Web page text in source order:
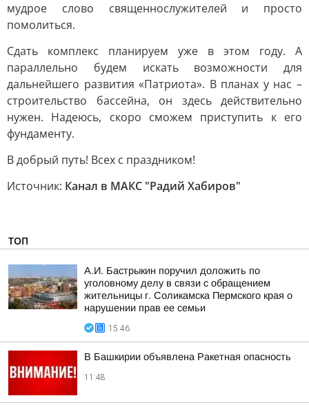
мудрое слово священнослужителей и просто
помолиться.
Сдать комплекс планируем уже в этом году. А
параллельно будем искать возможности для
дальнейшего развития «Патриота». В планах у нас –
строительство бассейна, он здесь действительно
нужен. Надеюсь, скоро сможем приступить к его
фундаменту.
В добрый путь! Всех с праздником!
Источник: Канал в МАКС "Радий Хабиров"
ТОП
А.И. Бастрыкин поручил доложить по
уголовному делу в связи с обращением
жительницы г. Соликамска Пермского края о
нарушении прав ее семьи
15:46
В Башкирии объявлена Ракетная опасность
11:48